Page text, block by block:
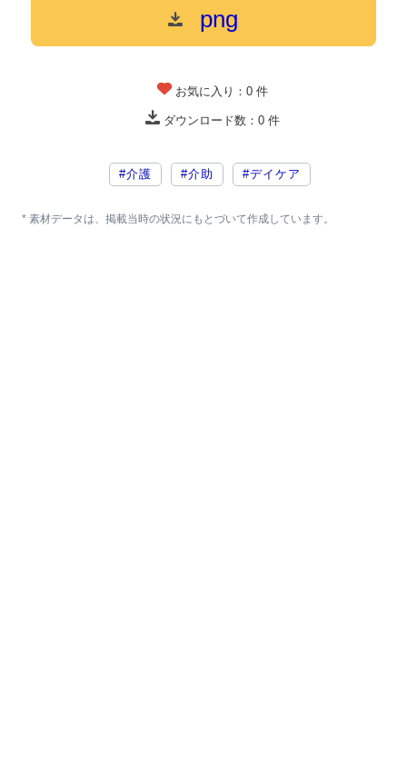
png
お気に入り：0 件
ダウンロード数：0 件
#介護 #介助 #デイケア
* 素材データは、掲載当時の状況にもとづいて作成しています。